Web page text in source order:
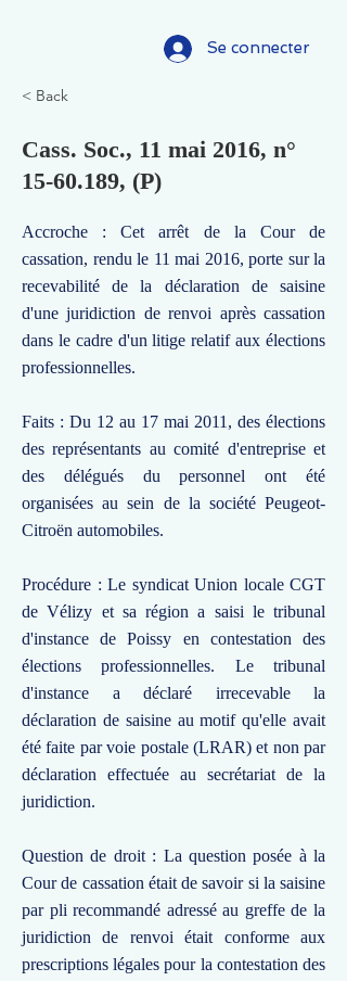
Se connecter
< Back
Cass. Soc., 11 mai 2016, n°
15-60.189, (P)
Accroche : Cet arrêt de la Cour de
cassation, rendu le 11 mai 2016, porte sur la
recevabilité de la déclaration de saisine
d'une juridiction de renvoi après cassation
dans le cadre d'un litige relatif aux élections
professionnelles.
Faits : Du 12 au 17 mai 2011, des élections
des représentants au comité d'entreprise et
des délégués du personnel ont été
organisées au sein de la société Peugeot-
Citroën automobiles.
Procédure : Le syndicat Union locale CGT
de Vélizy et sa région a saisi le tribunal
d'instance de Poissy en contestation des
élections professionnelles. Le tribunal
d'instance a déclaré irrecevable la
déclaration de saisine au motif qu'elle avait
été faite par voie postale (LRAR) et non par
déclaration effectuée au secrétariat de la
juridiction.
Question de droit : La question posée à la
Cour de cassation était de savoir si la saisine
par pli recommandé adressé au greffe de la
juridiction de renvoi était conforme aux
prescriptions légales pour la contestation des